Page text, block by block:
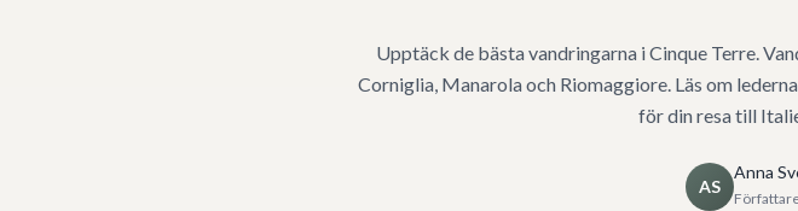
Upptäck de bästa vandringarna i Cinque Terre.
Corniglia, Manarola och Riomaggiore. Läs om
för din resa till
AS
Anna